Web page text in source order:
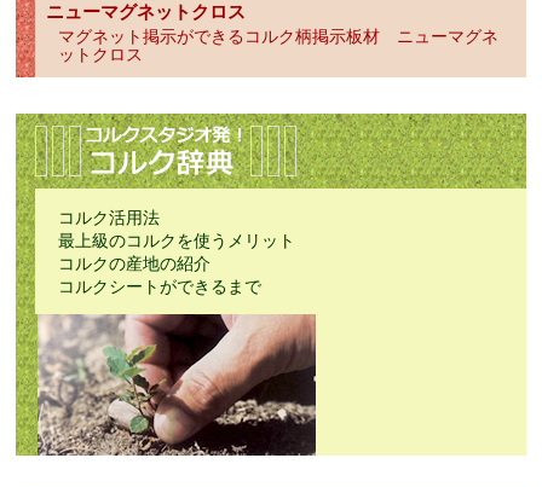
ニューマグネットクロス
マグネット掲示ができるコルク柄掲示板材 ニューマグネ
ットクロス
コルク活用法
最上級のコルクを使うメリット
コルクの産地の紹介
コルクシートができるまで